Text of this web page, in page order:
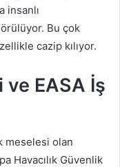
insanlı
Bu çok
cazip kılıyor.
EASA İş
meselesi olan
Havacılık Güvenlik